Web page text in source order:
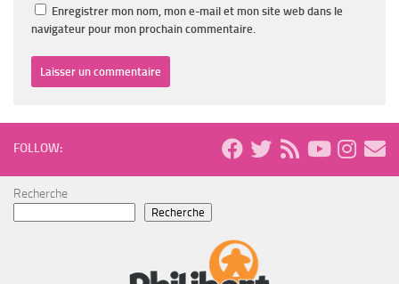
Enregistrer mon nom, mon e-mail et mon site web dans le
navigateur pour mon prochain commentaire.
FOLLOW:
Recherche
Recherche